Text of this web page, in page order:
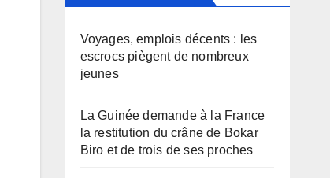
Voyages, emplois décents : les
escrocs piègent de nombreux
jeunes
La Guinée demande à la France
la restitution du crâne de Bokar
Biro et de trois de ses proches